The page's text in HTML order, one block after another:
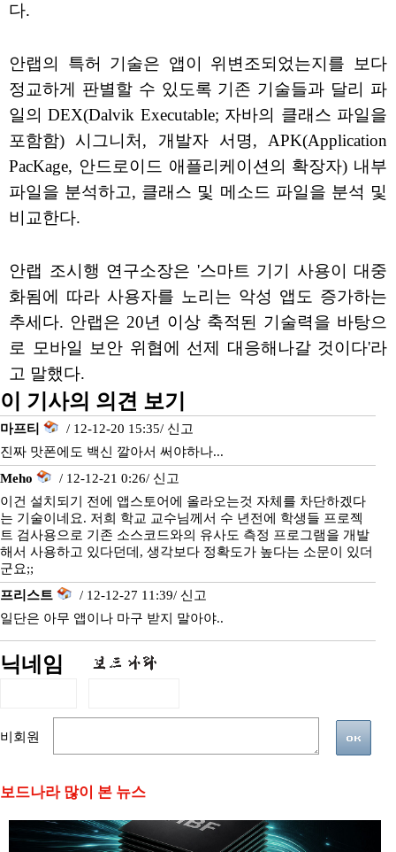
다.
안랩의 특허 기술은 앱이 위변조되었는지를 보다
정교하게 판별할 수 있도록 기존 기술들과 달리 파
일의 DEX(Dalvik Executable; 자바의 클래스 파일을
포함함) 시그니처, 개발자 서명, APK(Application
PacKage, 안드로이드 애플리케이션의 확장자) 내부
파일을 분석하고, 클래스 및 메소드 파일을 분석 및
비교한다.
안랩 조시행 연구소장은 '스마트 기기 사용이 대중
화됨에 따라 사용자를 노리는 악성 앱도 증가하는
추세다. 안랩은 20년 이상 축적된 기술력을 바탕으
로 모바일 보안 위협에 선제 대응해나갈 것이다'라
고 말했다.
이 기사의 의견 보기
마프티 / 12-12-20 15:35/ 신고
진짜 맛폰에도 백신 깔아서 써야하나...
Meho
/ 12-12-21 0:26/ 신고
이건 설치되기 전에 앱스토어에 올라오는것 자체를 차단하겠다
는 기술이네요. 저희 학교 교수님께서 수 년전에 학생들 프로젝
트 검사용으로 기존 소스코드와의 유사도 측정 프로그램을 개발
해서 사용하고 있다던데, 생각보다 정확도가 높다는 소문이 있더
군요;;
프리스트
/ 12-12-27 11:39/ 신고
일단은 아무 앱이나 마구 받지 말아야..
닉네임
비회원
보드나라 많이 본 뉴스